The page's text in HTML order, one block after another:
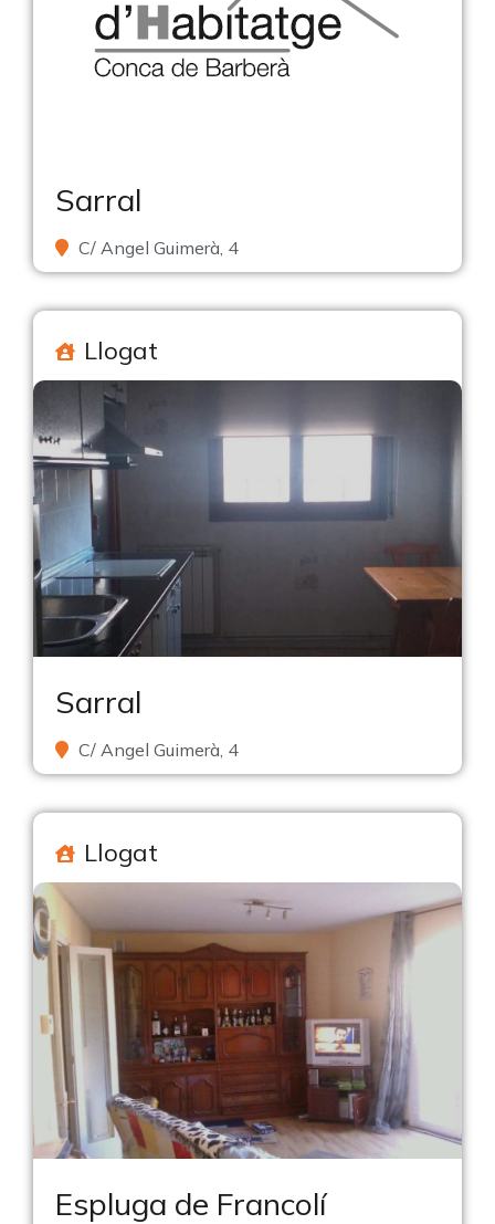
Sarral
C/ Angel Guimerà, 4
Llogat
Sarral
C/ Angel Guimerà, 4
Llogat
Espluga de Francolí